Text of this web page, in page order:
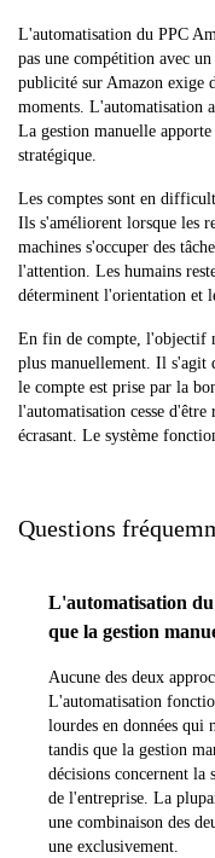
L'automatisation du PPC
pas une compétition avec
publicité sur Amazon exige
moments. L'automatisation
La gestion manuelle
stratégique.
Les comptes sont en
Ils s'améliorent lorsque les
machines s'occuper des
l'attention. Les humains
déterminent l'orientation et
En fin de compte, l'objectif
plus manuellement. Il s'agit
le compte est prise par la
l'automatisation cesse d'être
écrasant. Le système
Questions
L'automatisation du
que la gestion
Aucune des deux
L'automatisation
lourdes en données qui
tandis que la gestion
décisions concernent la
de l'entreprise. La
une combinaison des
une exclusivement.